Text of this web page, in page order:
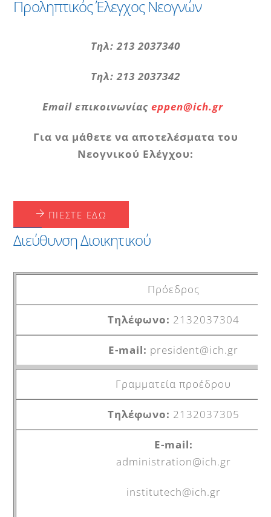
Προληπτικός Έλεγχος Νεογνών
Τηλ: 213 2037340
Τηλ: 213 2037342
Email επικοινωνίας eppen@ich.gr
Για να μάθετε να αποτελέσματα του
Νεογνικού Ελέγχου:
ΠΙΈΣΤΕ ΕΔΏ
Διεύθυνση Διοικητικού
Πρόεδρος
2132037304
president@ich.gr
Γραμματεία προέδρου
2132037305
administration@ich.gr
institutech@ich.gr